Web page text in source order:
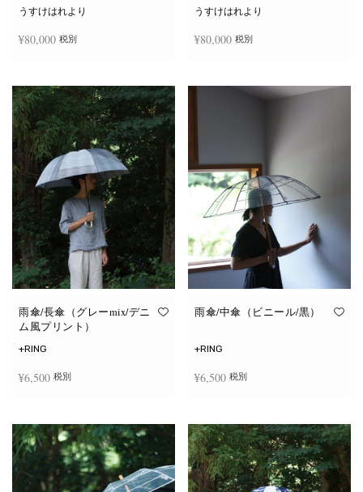
うすけはれより
¥80,000 税別
うすけはれより
¥80,000 税別
雨傘/長傘（グレーmix/デニ
ム風プリント）
+RING
¥6,500 税別
雨傘/中傘（ビニール/黒）
+RING
¥6,500 税別